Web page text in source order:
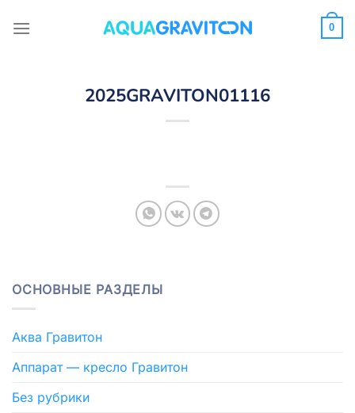
0
2025GRAVITON01116
ОСНОВНЫЕ РАЗДЕЛЫ
Аква Гравитон
Аппарат — кресло Гравитон
Без рубрики